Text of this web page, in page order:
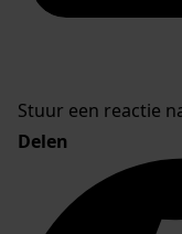
Stuur een reactie
Delen